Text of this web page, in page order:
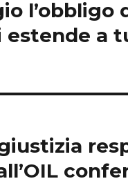
l’obbligo
estende a